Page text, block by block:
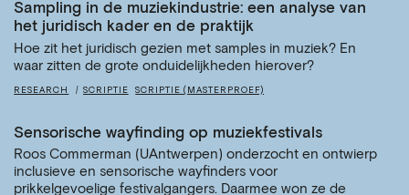
Sampling in de muziekindustrie: een analyse van
het juridisch kader en de praktijk
Hoe zit het juridisch gezien met samples in muziek? En
waar zitten de grote onduidelijkheden hierover?
RESEARCH SCRIPTIE SCRIPTIE (MASTERPROEF)
Sensorische wayfinding op muziekfestivals
Roos Commerman (UAntwerpen) onderzocht en ontwierp
inclusieve en sensorische wayfinders voor
prikkelgevoelige festivalgangers. Daarmee won ze de